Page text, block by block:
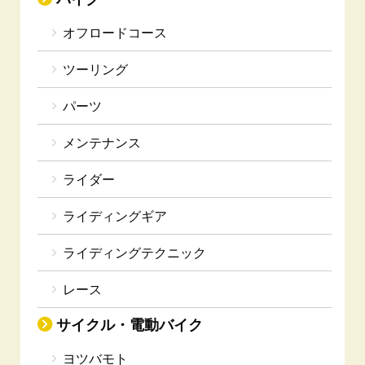
オフロードコース
ツーリング
パーツ
メンテナンス
ライダー
ライディングギア
ライディングテクニック
レース
サイクル・電動バイク
ヨツバモト